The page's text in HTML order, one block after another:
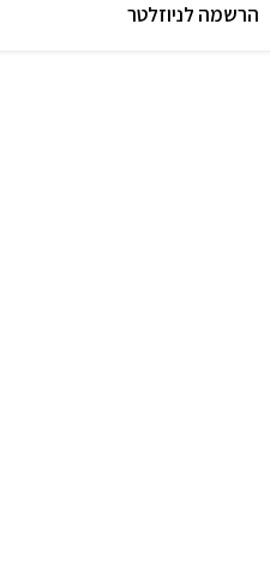
הרשמה לניוזלטר